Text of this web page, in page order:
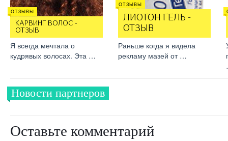
ОТЗЫВЫ
КАРВИНГ ВОЛОС -
ОТЗЫВ
Я всегда мечтала о
кудрявых волосах. Эта …
ОТЗЫВЫ
ЛИОТОН ГЕЛЬ -
ОТЗЫВ
Раньше когда я видела
рекламу мазей от …
Новости партнеров
Оставьте комментарий